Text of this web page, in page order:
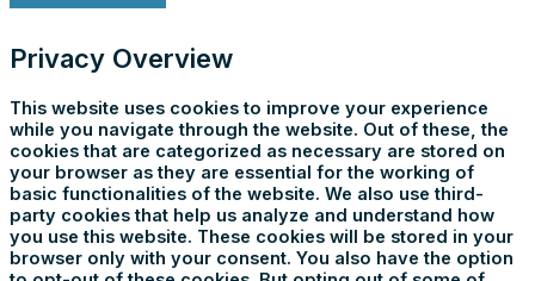
Privacy Overview
This website uses cookies to improve your experience
while you navigate through the website. Out of these, the
cookies that are categorized as necessary are stored on
your browser as they are essential for the working of
basic functionalities of the website. We also use third-
party cookies that help us analyze and understand how
you use this website. These cookies will be stored in your
browser only with your consent. You also have the option